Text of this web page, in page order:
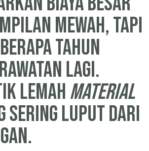
mewah, tapi
tahun
lagi.
lemah material
sering luput dari